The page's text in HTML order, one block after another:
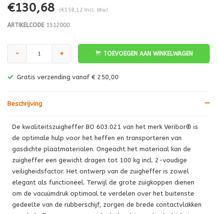
€130,68 (€158,12 Incl. btw)
ARTIKELCODE1512000
- + TOEVOEGEN AAN WINKELWAGEN
Gratis verzending vanaf € 250,00
Beschrijving
De kwaliteitszuigheffer BO 603.021 van het merk Veribor® is
de optimale hulp voor het heffen en transporteren van
gasdichte plaatmaterialen. Ongeacht het materiaal kan de
zuigheffer een gewicht dragen tot 100 kg incl. 2-voudige
veiligheidsfactor. Het ontwerp van de zuigheffer is zowel
elegant als functioneel. Terwijl de grote zuigkoppen dienen
om de vacuümdruk optimaal te verdelen over het buitenste
gedeelte van de rubberschijf, zorgen de brede contactvlakken